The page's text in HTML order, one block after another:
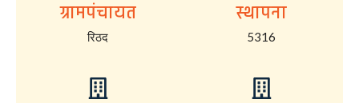
ग्रामपंचायत
रिठद
स्थापना
5316